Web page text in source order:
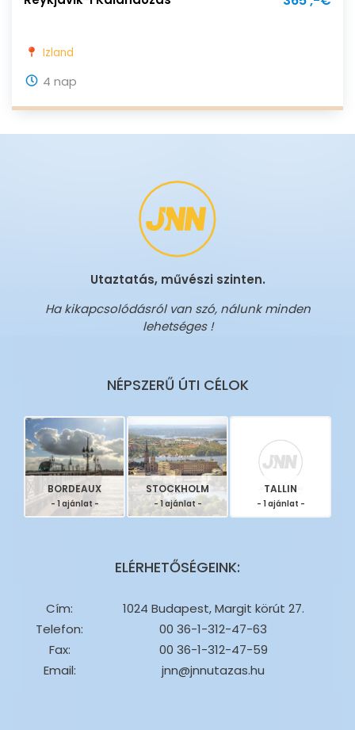
Izland
4 nap
Utaztatás, művészi szinten.
Ha kikapcsolódásról van szó, nálunk minden
lehetséges !
NÉPSZERŰ ÚTI CÉLOK
BORDEAUX
- 1 ajánlat -
STOCKHOLM
- 1 ajánlat -
TALLIN
- 1 ajánlat -
ELÉRHETŐSÉGEINK:
Cím:
1024 Budapest, Margit körút 27.
Telefon:
00 36-1-312-47-63
Fax:
00 36-1-312-47-59
Email:
jnn@jnnutazas.hu